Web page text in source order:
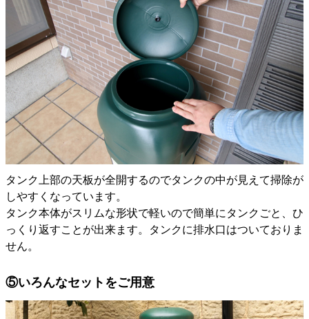
タンク上部の天板が全開するのでタンクの中が見えて掃除が
しやすくなっています。
タンク本体がスリムな形状で軽いので簡単にタンクごと、ひ
っくり返すことが出来ます。タンクに排水口はついておりま
せん。
⑤いろんなセットをご用意